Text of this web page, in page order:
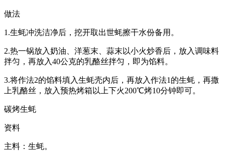
做法
1.生蚝冲洗洁净后，挖开取出世蚝擦干水份备用。
2.热一锅放入奶油、洋葱末、蒜末以小火炒香后，放入调味料
拌匀，再放入40公克的乳酪丝拌匀，即为馅料。
3.将作法2的馅料填入生蚝壳内后，再放入作法1的生蚝，再撒
上乳酪丝，放入预热烤箱以上下火200℃烤10分钟即可。
碳烤生蚝
资料
主料：生蚝。